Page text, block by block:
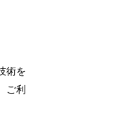
術を
ご利